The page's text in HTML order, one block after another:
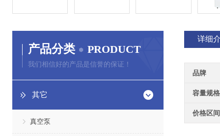
产品分类 PRODUCT
我们相信好的产品是信誉的保证！
其它
真空泵
详细
品牌
容量规格
价格区间